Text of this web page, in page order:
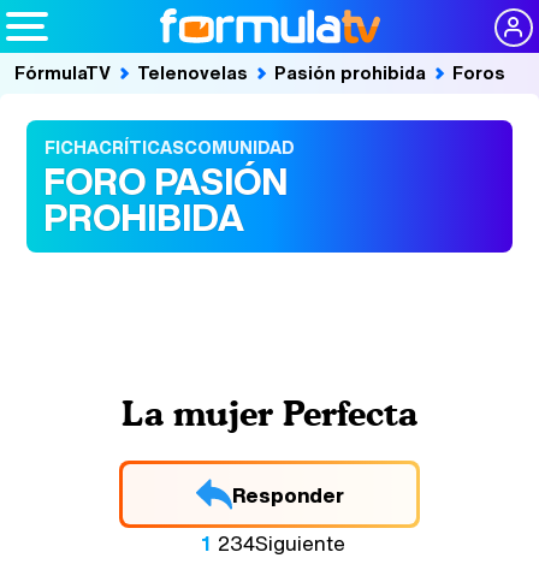
FórmulaTV Telenovelas Pasión prohibida Foros
FICHACRÍTICASCOMUNIDAD
FORO PASIÓN
PROHIBIDA
La mujer Perfecta
Responder
1 234Siguiente